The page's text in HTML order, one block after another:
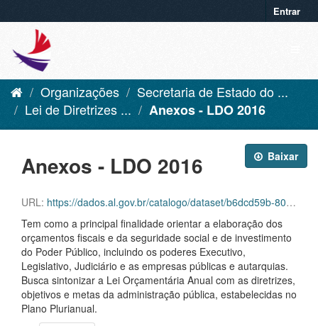
Entrar
Organizações
Secretaria de Estado do ...
Lei de Diretrizes ...
Anexos - LDO 2016
Baixar
Anexos - LDO 2016
URL: https://dados.al.gov.br/catalogo/dataset/b6dcd59b-80d1-43d4-947e-cf45d1a49484/resource/53db55ae-8ea5-429f-a37f-7b23b7662afd/download/anexos-ldo-2016.pdf
Tem como a principal finalidade orientar a elaboração dos
orçamentos fiscais e da seguridade social e de investimento
do Poder Público, incluindo os poderes Executivo,
Legislativo, Judiciário e as empresas públicas e autarquias.
Busca sintonizar a Lei Orçamentária Anual com as diretrizes,
objetivos e metas da administração pública, estabelecidas no
Plano Plurianual.